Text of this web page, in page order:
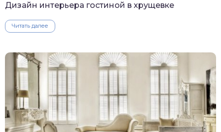
Дизайн интерьера гостиной в хрущевке
Читать далее